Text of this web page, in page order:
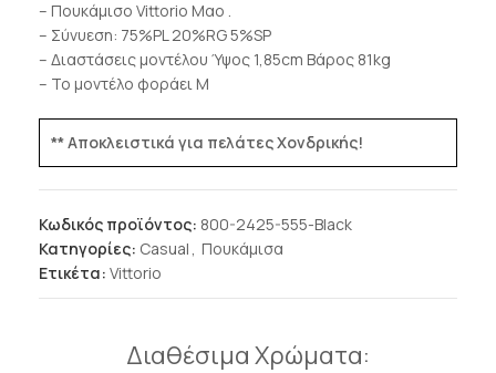
– Πουκάμισο Vittorio Μαο .
– Σύνυεση: 75%PL 20%RG 5%SP
– Διαστάσεις μοντέλου Ύψος 1,85cm Βάρος 81kg
– Το μοντέλο φοράει Μ
** Αποκλειστικά για πελάτες Χονδρικής!
Κωδικός προϊόντος: 800-2425-555-Black
Κατηγορίες: Casual , Πουκάμισα
Ετικέτα: Vittorio
Διαθέσιμα Χρώματα: